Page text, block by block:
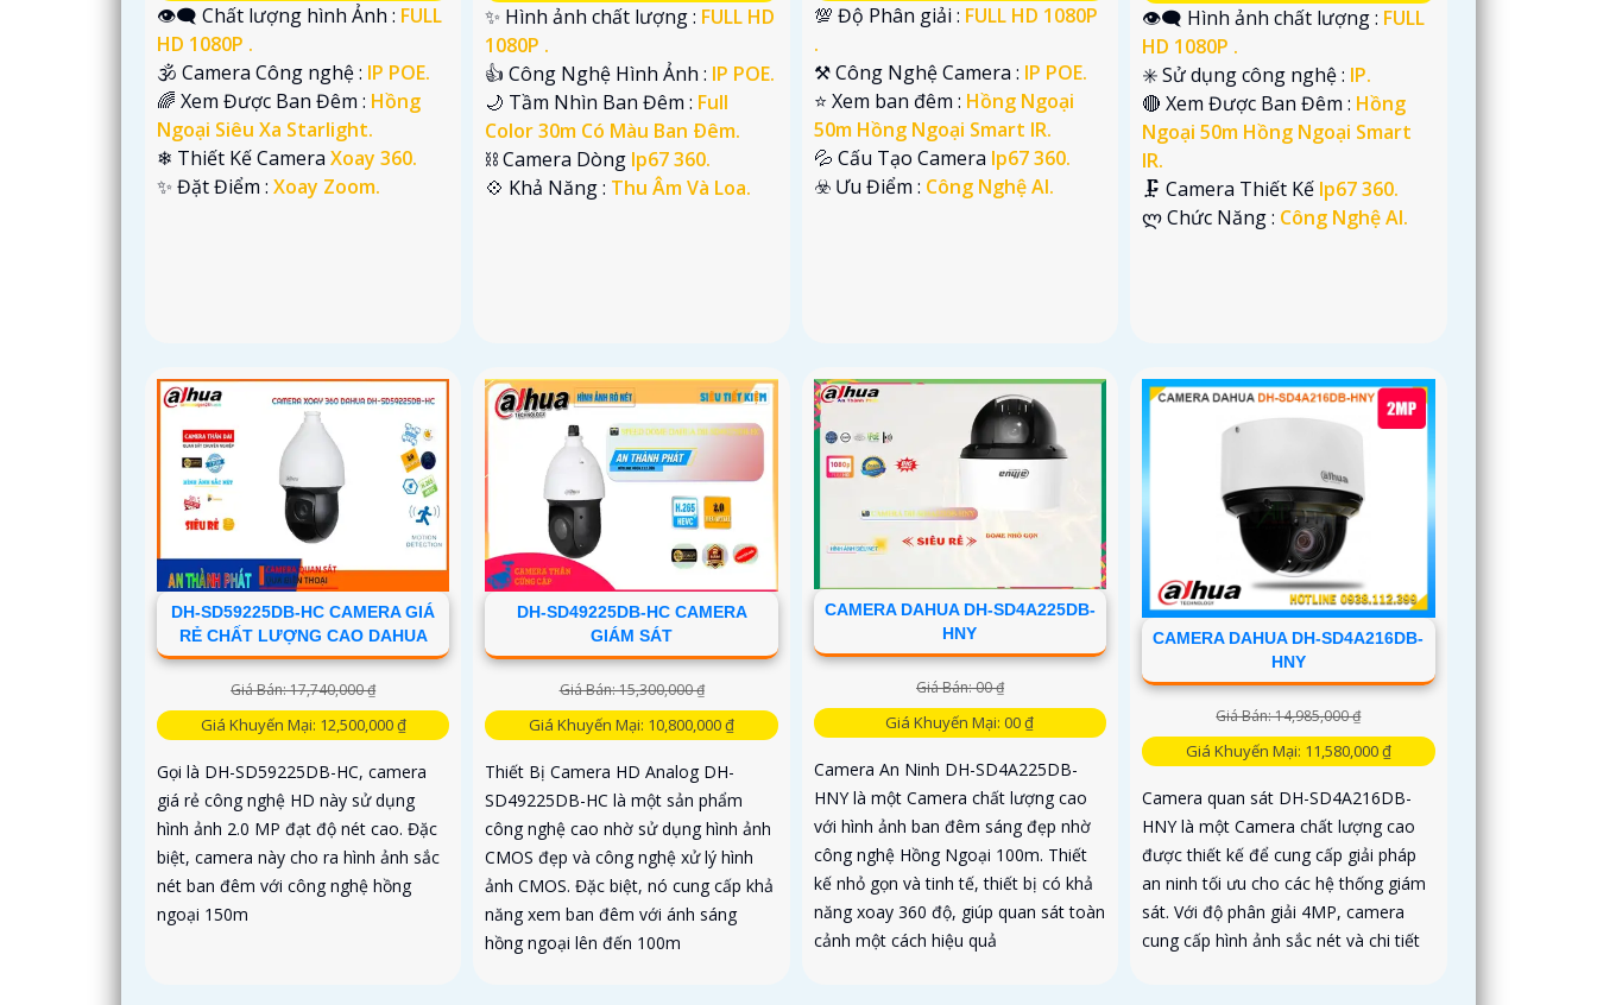
👁️‍🗨 Chất lượng hình Ảnh : FULL
HD 1080P .
🕉️ Camera Công nghệ : IP POE.
🌈 Xem Được Ban Đêm : Hồng
Ngoại Siêu Xa Starlight.
❄ Thiết Kế Camera Xoay 360.
️✨ Đặt Điểm : Xoay Zoom.
✨ Hình ảnh chất lượng : FULL HD
1080P .
👍 Công Nghệ Hình Ảnh : IP POE.
🌙 Tầm Nhìn Ban Đêm : Full
Color 30m Có Màu Ban Ðêm.
⛓ Camera Dòng Ip67 360.
️💠 Khả Năng : Thu Âm Và Loa.
💯 Độ Phân giải : FULL HD 1080P
.
⚒ Công Nghệ Camera : IP POE.
⭐ Xem ban đêm : Hồng Ngoại
50m Hồng Ngoại Smart IR.
💦 Cấu Tạo Camera Ip67 360.
️☣️ Ưu Điểm : Công Nghệ AI.
👁️‍🗨 Hình ảnh chất lượng : FULL
HD 1080P .
✳️ Sử dụng công nghệ : IP.
🔴 Xem Được Ban Đêm : Hồng
Ngoại 50m Hồng Ngoại Smart
IR.
🗜️ Camera Thiết Kế Ip67 360.
️ლ Chức Năng : Công Nghệ AI.
DH-SD59225DB-HC CAMERA GIÁ
RẺ CHẤT LƯỢNG CAO DAHUA
Giá Bán: 17,740,000 ₫
Giá Khuyến Mại: 12,500,000 ₫
Gọi là DH-SD59225DB-HC, camera
giá rẻ công nghệ HD này sử dụng
hình ảnh 2.0 MP đạt độ nét cao. Đặc
biệt, camera này cho ra hình ảnh sắc
nét ban đêm với công nghệ hồng
ngoại 150m
DH-SD49225DB-HC CAMERA
GIÁM SÁT
Giá Bán: 15,300,000 ₫
Giá Khuyến Mại: 10,800,000 ₫
Thiết Bị Camera HD Analog DH-
SD49225DB-HC là một sản phẩm
công nghệ cao nhờ sử dụng hình ảnh
CMOS đẹp và công nghệ xử lý hình
ảnh CMOS. Đặc biệt, nó cung cấp khả
năng xem ban đêm với ánh sáng
hồng ngoại lên đến 100m
CAMERA DAHUA DH-SD4A225DB-
HNY
Giá Bán: 00 ₫
Giá Khuyến Mại: 00 ₫
Camera An Ninh DH-SD4A225DB-
HNY là một Camera chất lượng cao
với hình ảnh ban đêm sáng đẹp nhờ
công nghệ Hồng Ngoại 100m. Thiết
kế nhỏ gọn và tinh tế, thiết bị có khả
năng xoay 360 độ, giúp quan sát toàn
cảnh một cách hiệu quả
CAMERA DAHUA DH-SD4A216DB-
HNY
Giá Bán: 14,985,000 ₫
Giá Khuyến Mại: 11,580,000 ₫
Camera quan sát DH-SD4A216DB-
HNY là một Camera chất lượng cao
được thiết kế để cung cấp giải pháp
an ninh tối ưu cho các hệ thống giám
sát. Với độ phân giải 4MP, camera
cung cấp hình ảnh sắc nét và chi tiết